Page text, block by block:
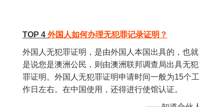
TOP 4 外国人如何办理无犯罪记录证明？
外国人无犯罪证明，是由外国人本国出具的，也就
是说您是澳洲公民，则由澳洲联邦调查局出具无犯
罪证明。外国人无犯罪证明申请时间一般为15个工
作日左右。在中国使用，还得进行使馆认证。